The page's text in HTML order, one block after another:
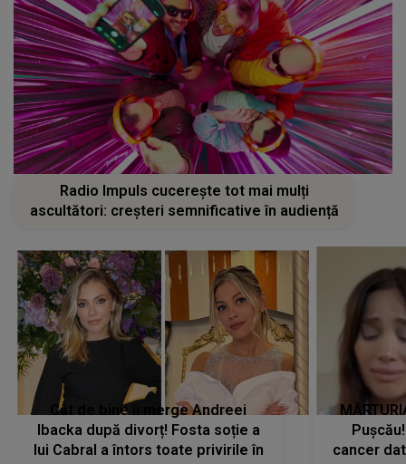
Radio Impuls cucerește tot mai mulți
ascultători: creșteri semnificative în audiență
Cât de bine îi merge Andreei
Ibacka după divorț! Fosta soție a
lui Cabral a întors toate privirile în
cancer